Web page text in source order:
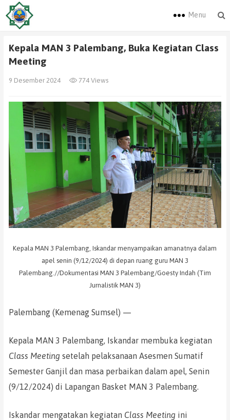
Menu
Kepala MAN 3 Palembang, Buka Kegiatan Class
Meeting
9 Desember 2024 774 Views
Kepala MAN 3 Palembang, Iskandar menyampaikan amanatnya dalam
apel senin (9/12/2024) di depan ruang guru MAN 3
Palembang.//Dokumentasi MAN 3 Palembang/Goesty Indah (Tim
Jurnalistik MAN 3)
Palembang (Kemenag Sumsel) —
Kepala MAN 3 Palembang, Iskandar membuka kegiatan
Class Meeting setelah pelaksanaan Asesmen Sumatif
Semester Ganjil dan masa perbaikan dalam apel, Senin
(9/12/2024) di Lapangan Basket MAN 3 Palembang.
Iskandar mengatakan kegiatan Class Meeting ini